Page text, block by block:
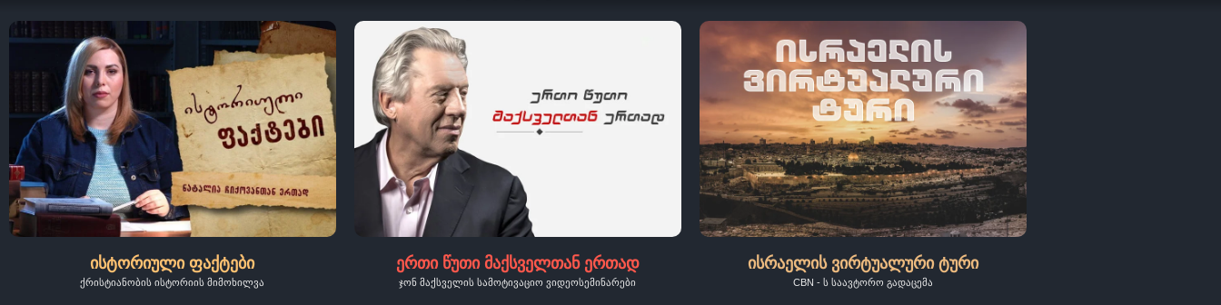
ისტორიული ფაქტები
ქრისტიანობის ისტორიის მიმოხილვა
ერთი წუთი მაქსველთან ერთად
ჯონ მაქსველის სამოტივაციო ვიდეოსემინარები
ისრაელის ვირტუალური ტური
CBN - ს საავტორო გადაცემა